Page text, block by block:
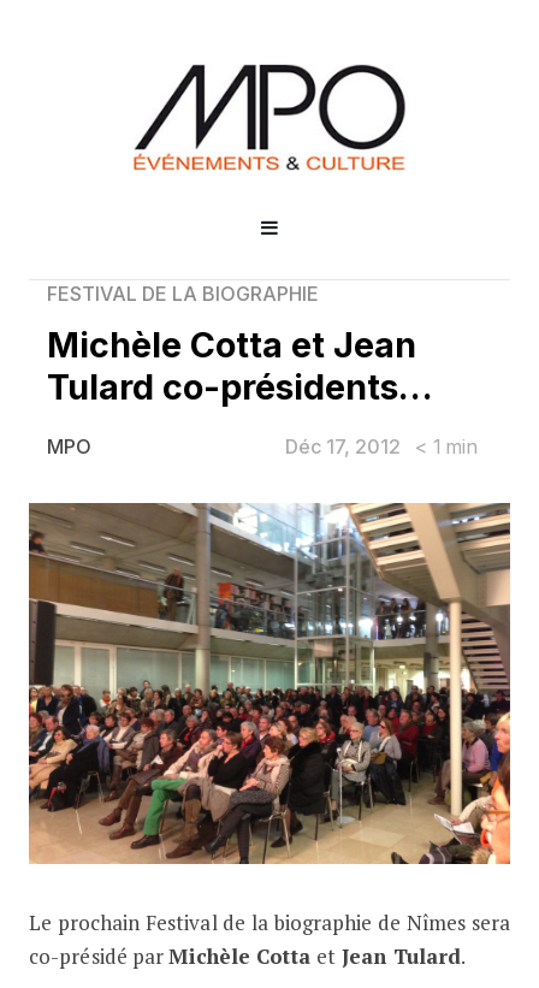
FESTIVAL DE LA BIOGRAPHIE
Michèle Cotta et Jean
Tulard co-présidents…
MPO Déc 17, 2012 < 1 min
Michèle Cotta et Jean Tulard co-
Le prochain Festival de la biographie de Nîmes sera
co-présidé parMichèle Cotta et Jean Tulard.